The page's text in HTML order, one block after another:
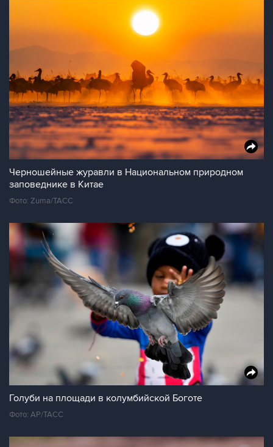
Черношейные журавли в Национальном природном
заповеднике в Китае
Фото: Zuma/ТАСС
Голуби на площади в колумбийской Боготе
Фото: AP/ТАСС